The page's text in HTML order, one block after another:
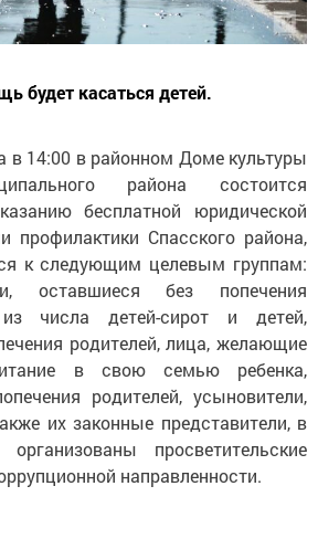
будет касаться детей.
в 14:00 в районном Доме культуры
района состоится
бесплатной юридической
профилактики Спасского района,
к следующим целевым группам:
оставшиеся без попечения
числа детей-сирот и детей,
родителей, лица, желающие
в свою семью ребенка,
родителей, усыновители,
их законные представители, в
просветительские
направленности.